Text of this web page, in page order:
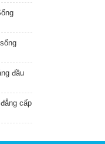
đầu
cấp